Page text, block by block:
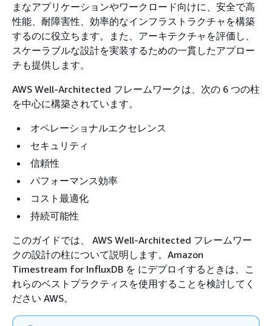
まなアプリケーションやワークロード向けに、安全で高
性能、耐障害性、効率的なインフラストラクチャを構築
するのに役立ちます。また、アーキテクチャを評価し、
スケーラブルな設計を実装するための一貫したアプロー
チも提供します。
AWS Well-Architected フレームワークは、次の 6 つの柱
を中心に構築されています。
オペレーショナルエクセレンス
セキュリティ
信頼性
パフォーマンス効率
コスト最適化
持続可能性
このガイドでは、 AWS Well-Architected フレームワー
クの設計の柱について説明します。Amazon
Timestream for InfluxDB を にデプロイするときは、こ
れらのベストプラクティスを使用することを検討してく
ださい AWS。